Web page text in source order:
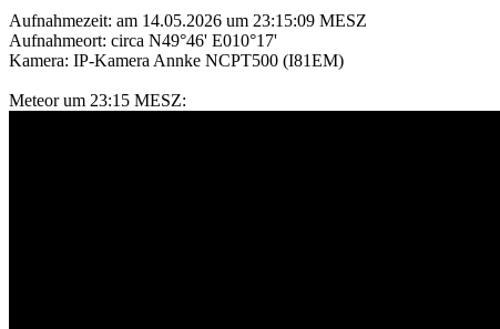
Aufnahmezeit: am 14.05.2026 um 23:15:09 MESZ
Aufnahmeort: circa N49°46' E010°17'
Kamera: IP-Kamera Annke NCPT500 (I81EM)
Meteor um 23:15 MESZ: